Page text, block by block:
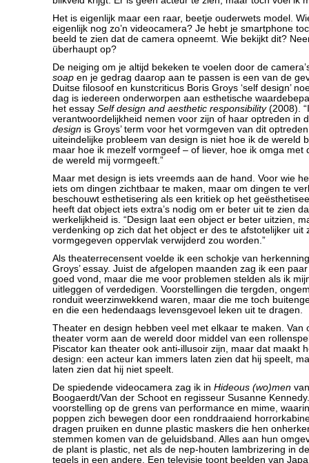
Het is eigenlijk maar een raar, beetje ouderwets model.
eigenlijk nog zo’n videocamera? Je hebt je smartphone
beeld te zien dat de camera opneemt. Wie bekijkt dit?
überhaupt op?
De neiging om je altijd bekeken te voelen door de
soap en je gedrag daarop aan te passen is een van de
Duitse filosoof en kunstcriticus Boris Groys ‘self design’
dag is iedereen onderworpen aan esthetische
het essay Self design and aesthetic responsibility(2008).
verantwoordelijkheid nemen voor zijn of haar optreden in
design is Groys’ term voor het vormgeven van dit
uiteindelijke probleem van design is niet hoe ik de wereld
maar hoe ik mezelf vormgeef – of liever, hoe ik omga met
de wereld mij vormgeeft.”
Maar met design is iets vreemds aan de hand. Voor wie
iets om dingen zichtbaar te maken, maar om dingen te
beschouwt esthetisering als een kritiek op het
heeft dat object iets extra’s nodig om er beter uit te zien
werkelijkheid is. “Design laat een object er beter uitzien,
verdenking op zich dat het object er des te afstotelijker uit
vormgegeven oppervlak verwijderd zou worden.”
Als theaterrecensent voelde ik een schokje van
Groys’ essay. Juist de afgelopen maanden zag ik een
goed vond, maar die me voor problemen stelden als ik
uitleggen of verdedigen. Voorstellingen die tergden,
ronduit weerzinwekkend waren, maar die me toch
en die een hedendaags levensgevoel leken uit te dragen.
Theater en design hebben veel met elkaar te maken. Van
theater vorm aan de wereld door middel van een
Piscator kan theater ook anti-illusoir zijn, maar dat maakt
design: een acteur kan immers laten zien dat hij speelt,
laten zien dat hij niet speelt.
De spiedende videocamera zag ik in Hideous (wo)men
Boogaerdt/Van der Schoot en regisseur Susanne
voorstelling op de grens van performance en mime,
poppen zich bewegen door een ronddraaiend
dragen pruiken en dunne plastic maskers die hen
stemmen komen van de geluidsband. Alles aan hun
de plant is plastic, net als de nep-houten lambrizering in
tegels in een andere. Een televisie toont beelden van